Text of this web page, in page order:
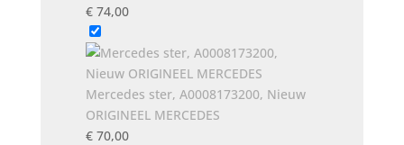
€74,00
Mercedes ster, A0008173200, Nieuw
ORIGINEEL MERCEDES
€70,00